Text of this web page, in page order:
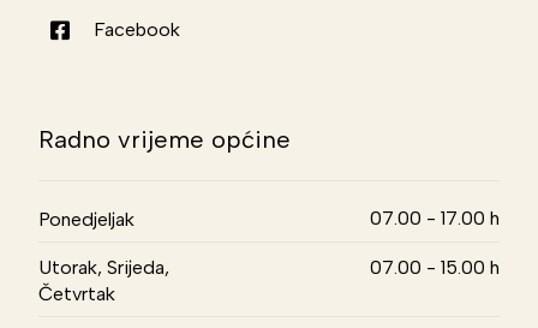
Facebook
Radno vrijeme općine
Ponedjeljak 07.00 - 17.00 h
Utorak, Srijeda,
Četvrtak
07.00 - 15.00 h